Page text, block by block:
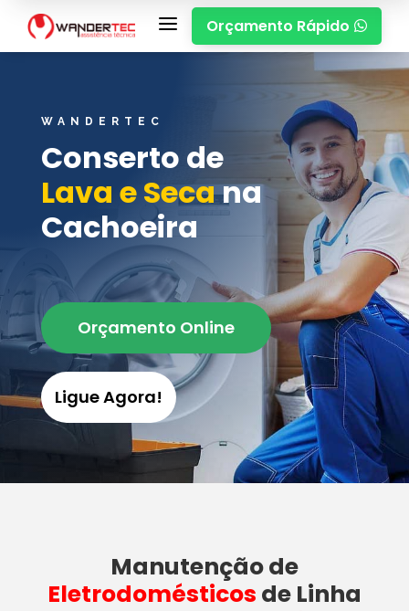
a Orçamento Rápido 
WANDERTEC
Conserto de
Lava e Secana
Cachoeira
Orçamento Online
Ligue Agora!
Manutençãode
Eletrodomésticos de Linha